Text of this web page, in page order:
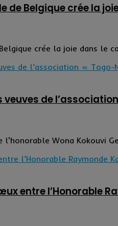
de Belgique crée la
crée la joie dans le
de
l'honorable Wona Kokouvi
entre l’Honorable